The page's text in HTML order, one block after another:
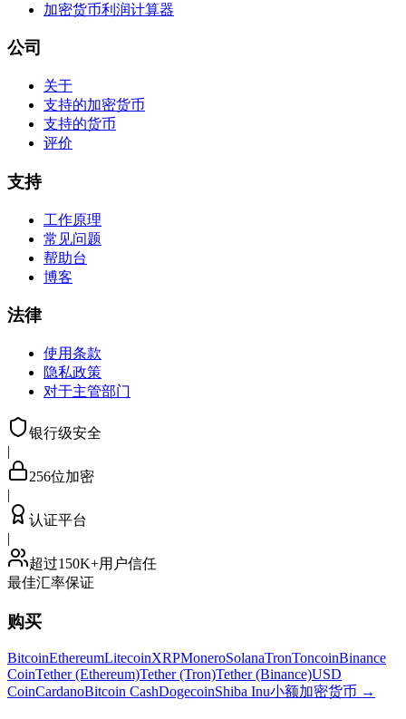
加密货币利润计算器
公司
关于
支持的加密货币
支持的货币
评价
支持
工作原理
常见问题
帮助台
博客
法律
使用条款
隐私政策
对于主管部门
银行级安全
|
256位加密
|
认证平台
|
超过150K+用户信任
最佳汇率保证
购买
BitcoinEthereumLitecoinXRPMoneroSolanaTronToncoinBinance
CoinTether (Ethereum)Tether (Tron)Tether (Binance)USD
CoinCardanoBitcoin CashDogecoinShiba Inu小额加密货币 →